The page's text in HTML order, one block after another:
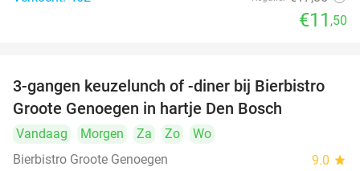
€11 ,50
41%
3-gangen keuzelunch of -diner bij Bierbistro
Groote Genoegen in hartje Den Bosch
Vandaag Morgen Za Zo
Wo
Bierbistro Groote Genoegen
9.0 star